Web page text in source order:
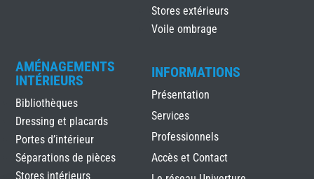
Stores extérieurs
Voile ombrage
AMÉNAGEMENTS
INTÉRIEURS
Bibliothèques
Dressing et placards
Portes d’intérieur
Séparations de pièces
Stores intérieurs
INFORMATIONS
Présentation
Services
Professionnels
Accès et Contact